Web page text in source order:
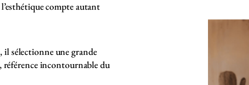
compte autant
il sélectionne une grande
référence incontournable du